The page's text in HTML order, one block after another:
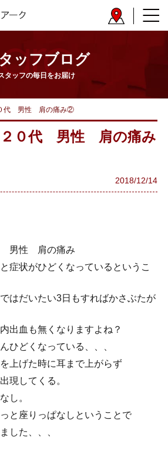
ッフブログ
タッフの毎日をお届け
代 男性 肩の痛み②
０代 男性 肩の痛み
2018/12/14
男性 肩の痛み
症状がひどくなっているというこ
はだいたい3日もすればかさぶたが
出血も無くなりますよね？
ひどくなっている、、、
上げた時に耳まで上がらず
現してくる。
し。
と座りっぱなしということで
した、、、